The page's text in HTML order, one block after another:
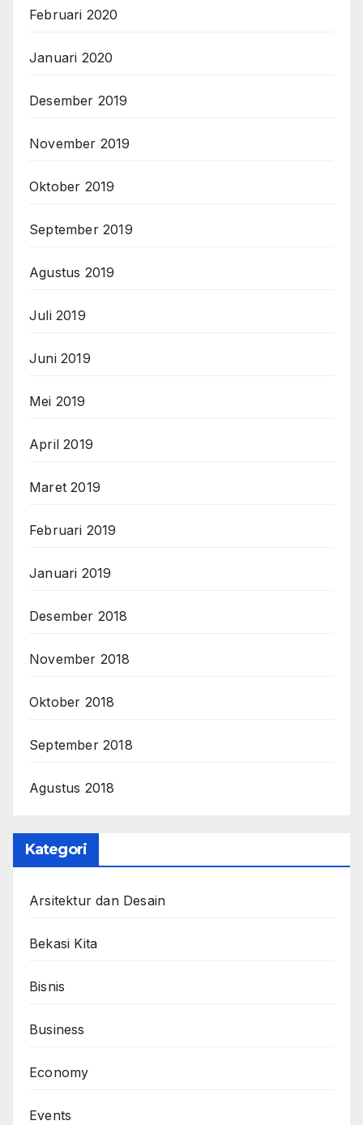
Februari 2020
Januari 2020
Desember 2019
November 2019
Oktober 2019
September 2019
Agustus 2019
Juli 2019
Juni 2019
Mei 2019
April 2019
Maret 2019
Februari 2019
Januari 2019
Desember 2018
November 2018
Oktober 2018
September 2018
Agustus 2018
Kategori
Arsitektur dan Desain
Bekasi Kita
Bisnis
Business
Economy
Events